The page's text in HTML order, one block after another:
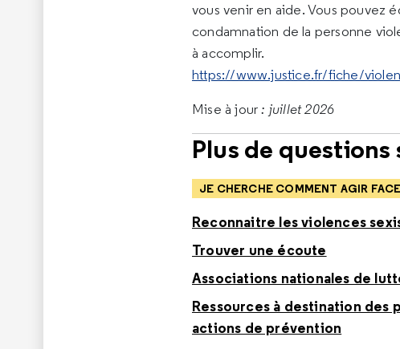
vous venir en aide. Vous pouvez
condamnation de la personne
à accomplir.
https://www.justice.fr/fiche/
Mise à jour: juillet 2026
Plus de questions
JE CHERCHE COMMENT AGIR
Reconnaitre les violences
Trouver une écoute
Associations nationales de
Ressources à destination
actions de prévention